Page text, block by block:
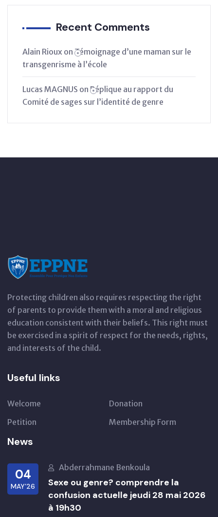
Recent Comments
Alain Rioux on Témoignage d’une maman sur le
transgenrisme à l’école
Lucas MAGNUS on Réplique au rapport du
Comité de sages sur l’identité de genre
Protecting children also requires respecting the right
of parents to provide them with a moral and religious
education consistent with their beliefs. This right must
be exercised in a spirit of respect for the needs, rights,
and interests of the child.
Useful links
Welcome
Donation
Petition
Membership Form
News
04
MAY’26
Abderrahmane Benkoula
Sexe ou genre? comprendre la
confusion actuelle jeudi 28 mai 2026
à 19h30